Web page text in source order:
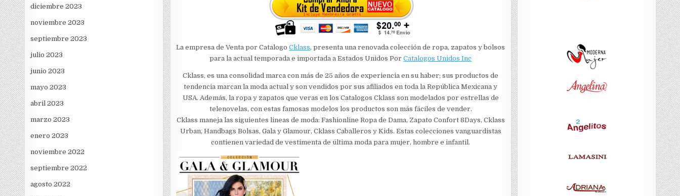
diciembre 2023
noviembre 2023
septiembre 2023
julio 2023
junio 2023
mayo 2023
abril 2023
marzo 2023
enero 2023
noviembre 2022
septiembre 2022
agosto 2022
La empresa de Venta por CatalogoCklass, presenta una renovada colección de ropa, zapatos y bolsos
para la actual temporada e importada a Estados Unidos PorCatalogos Unidos Inc
Cklass, es una consolidad marca con más de 25 años de experiencia en su haber; sus productos de
tendencia marcan la moda actual y son vendidos por sus afiliados en toda la República Mexicana y
USA. Además, la ropa y zapatos que veras en los Catalogos Cklass son modelados por estrellas de
telenovelas, con estas famosas modelos los productos son más fáciles de vender.
Cklass maneja las siguientes lineas de moda: Fashionline Ropa de Dama, Zapato Confort 8Days, Cklass
Urban, Handbags Bolsas, Gala y Glamour, Cklass Caballeros y Kids. Estas colecciones vanguardistas
contienen variedad de vestimenta de última moda para mujer, hombre e infantil.